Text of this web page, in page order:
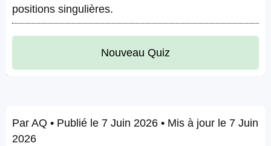
positions singulières.
Nouveau Quiz
Par AQ • Publié le 7 Juin 2026 • Mis à jour le 7 Juin
2026